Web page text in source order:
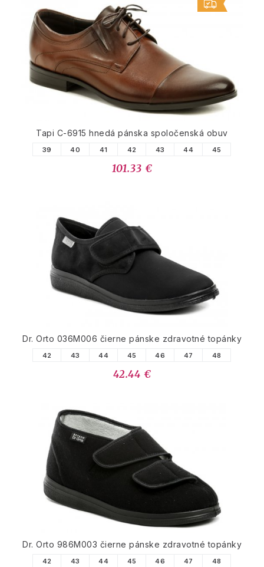
Tapi C-6915 hnedá pánska spoločenská obuv
39 40 41 42 43 44 45
101.33 €
Dr. Orto 036M006 čierne pánske zdravotné topánky
42 43 44 45 46 47 48
42.44 €
Dr. Orto 986M003 čierne pánske zdravotné topánky
42 43 44 45 46 47 48